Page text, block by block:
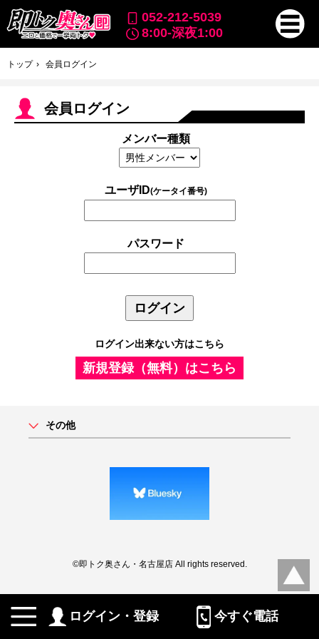
052-212-5039
8:00-深夜1:00
トップ 会員ログイン
会員ログイン
メンバー種類
ユーザID(ケータイ番号)
パスワード
ログイン出来ない方はこちら
新規登録（無料）はこちら
その他
©即トク奥さん・名古屋店 All rights reserved.
ログイン・登録 今すぐ電話